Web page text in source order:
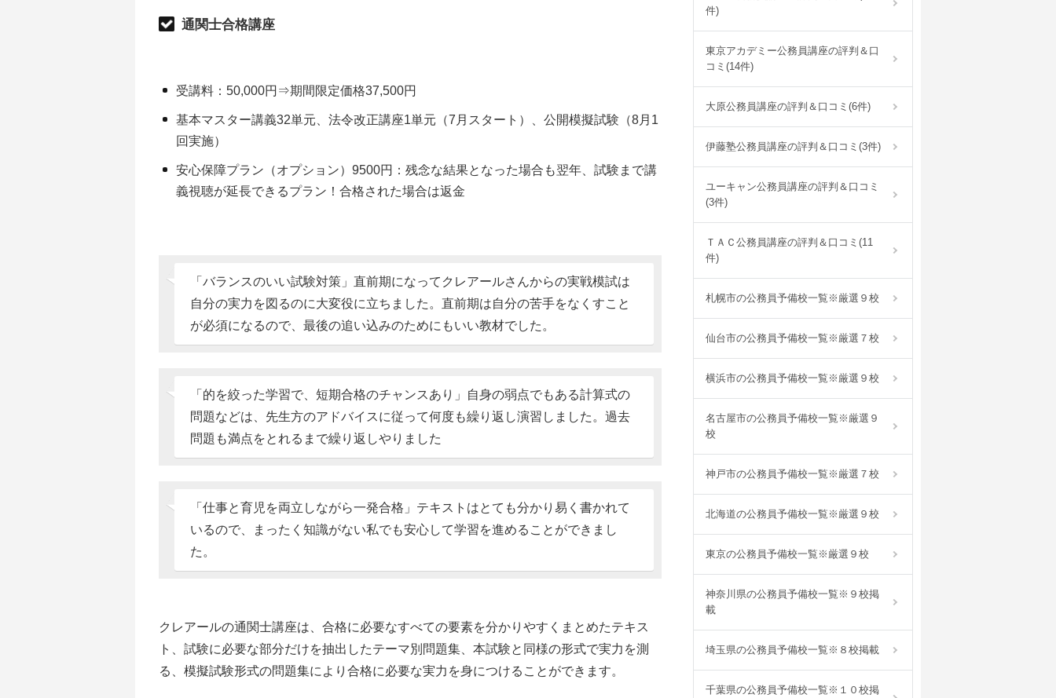
通関士合格講座
受講料：50,000円⇒期間限定価格37,500円
基本マスター講義32単元、法令改正講座1単元（7月スタート）、公開模擬試験（8月1
回実施）
安心保障プラン（オプション）9500円：残念な結果となった場合も翌年、試験まで講
義視聴が延長できるプラン！合格された場合は返金
「バランスのいい試験対策」直前期になってクレアールさんからの実戦模試は
自分の実力を図るのに大変役に立ちました。直前期は自分の苦手をなくすこと
が必須になるので、最後の追い込みのためにもいい教材でした。
「的を絞った学習で、短期合格のチャンスあり」自身の弱点でもある計算式の
問題などは、先生方のアドバイスに従って何度も繰り返し演習しました。過去
問題も満点をとれるまで繰り返しやりました
「仕事と育児を両立しながら一発合格」テキストはとても分かり易く書かれて
いるので、まったく知識がない私でも安心して学習を進めることができまし
た。
クレアールの通関士講座は、合格に必要なすべての要素を分かりやすくまとめたテキス
ト、試験に必要な部分だけを抽出したテーマ別問題集、本試験と同様の形式で実力を測
る、模擬試験形式の問題集により合格に必要な実力を身につけることができます。
件)
東京アカデミー公務員講座の評判＆口
コミ(14件)
大原公務員講座の評判＆口コミ(6件)
伊藤塾公務員講座の評判＆口コミ(3件)
ユーキャン公務員講座の評判＆口コミ
(3件)
ＴＡＣ公務員講座の評判＆口コミ(11
件)
札幌市の公務員予備校一覧※厳選９校
仙台市の公務員予備校一覧※厳選７校
横浜市の公務員予備校一覧※厳選９校
名古屋市の公務員予備校一覧※厳選９
校
神戸市の公務員予備校一覧※厳選７校
北海道の公務員予備校一覧※厳選９校
東京の公務員予備校一覧※厳選９校
神奈川県の公務員予備校一覧※９校掲
載
埼玉県の公務員予備校一覧※８校掲載
千葉県の公務員予備校一覧※１０校掲